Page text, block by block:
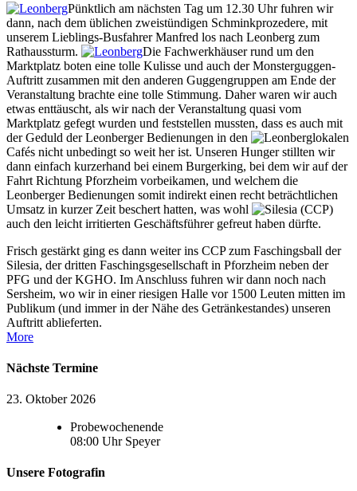
Pünktlich am nächsten Tag um 12.30 Uhr fuhren wir
dann, nach dem üblichen zweistündigen Schminkprozedere, mit
unserem Lieblings-Busfahrer Manfred los nach Leonberg zum
Rathaussturm.
Die Fachwerkhäuser rund um den
Marktplatz boten eine tolle Kulisse und auch der Monsterguggen-
Auftritt zusammen mit den anderen Guggengruppen am Ende der
Veranstaltung brachte eine tolle Stimmung. Daher waren wir auch
etwas enttäuscht, als wir nach der Veranstaltung quasi vom
Marktplatz gefegt wurden und feststellen mussten, dass es auch mit
der Geduld der Leonberger Bedienungen in den
lokalen
Cafés nicht unbedingt so weit her ist. Unseren Hunger stillten wir
dann einfach kurzerhand bei einem Burgerking, bei dem wir auf der
Fahrt Richtung Pforzheim vorbeikamen, und welchem die
Leonberger Bedienungen somit indirekt einen recht beträchtlichen
Umsatz in kurzer Zeit beschert hatten, was wohl
auch den leicht irritierten Geschäftsführer gefreut haben dürfte.
Frisch gestärkt ging es dann weiter ins CCP zum Faschingsball der
Silesia, der dritten Faschingsgesellschaft in Pforzheim neben der
PFG und der KGHO. Im Anschluss fuhren wir dann noch nach
Sersheim, wo wir in einer riesigen Halle vor 1500 Leuten mitten im
Publikum (und immer in der Nähe des Getränkestandes) unseren
Auftritt ablieferten.
More
Nächste Termine
23. Oktober 2026
Probewochenende
08:00 Uhr Speyer
Unsere Fotografin